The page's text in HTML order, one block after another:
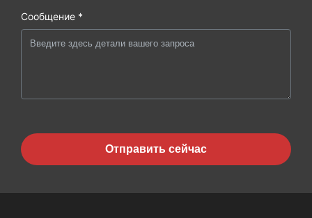
Сообщение *
Отправить сейчас